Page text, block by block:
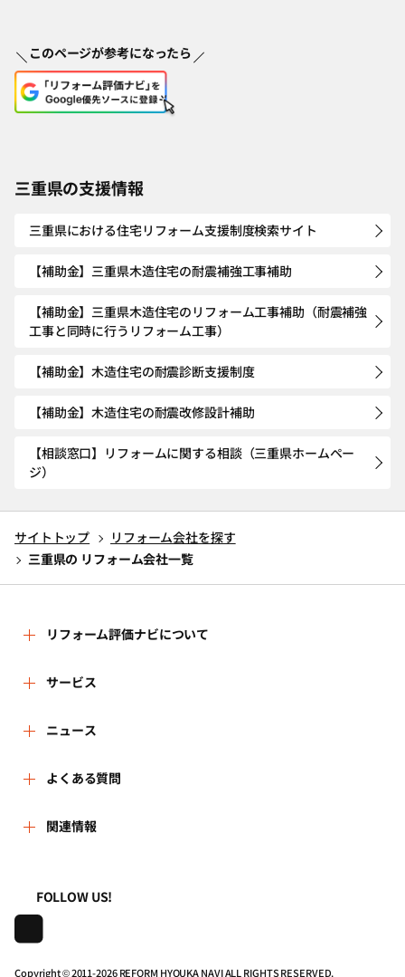
このページが参考になったら
三重県の支援情報
三重県における住宅リフォーム支援制度検索サイト
【補助金】三重県木造住宅の耐震補強工事補助
【補助金】三重県木造住宅のリフォーム工事補助（耐震補強
工事と同時に行うリフォーム工事）
【補助金】木造住宅の耐震診断支援制度
【補助金】木造住宅の耐震改修設計補助
【相談窓口】リフォームに関する相談（三重県ホームペー
ジ）
サイトトップ
リフォーム会社を探す
三重県の リフォーム会社一覧
リフォーム評価ナビについて
リフォーム評価ナビとは
運営体制
はじめての方へ
事務局へのお問い合せ
リフォーム会社一覧
住宅関連機関リンク集
サービス
リフォーム会社を探す
リフォーム事例を見る
リフォームを相談する
動画で学べるリフォームの基礎知識
マイページの活用
ニュース
新着情報
講習会・セミナー
よくある質問
よくある質問
プライバシーポリシー
動作推奨環境について
関連情報
株式会社日本建築住宅センター
FOLLOW US!
Copyright © 2011-2026 REFORM HYOUKA NAVI ALL RIGHTS RESERVED.